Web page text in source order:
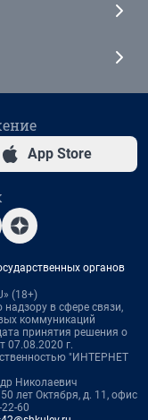
App Store
органов
(18+)
в сфере связи,
коммуникаций
принятия решения о
07.08.2020 г.
"ИНТЕРНЕТ
Николаевич
лет Октября, д. 11, офис
60